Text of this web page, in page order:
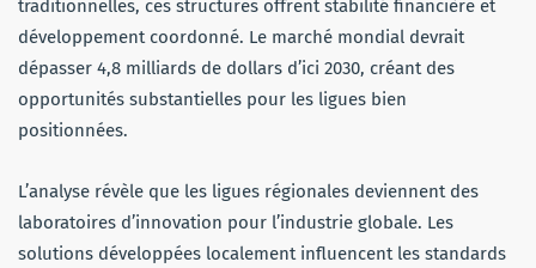
traditionnelles, ces structures offrent stabilité financière et
développement coordonné. Le marché mondial devrait
dépasser 4,8 milliards de dollars d’ici 2030, créant des
opportunités substantielles pour les ligues bien
positionnées.
L’analyse révèle que les ligues régionales deviennent des
laboratoires d’innovation pour l’industrie globale. Les
solutions développées localement influencent les standards